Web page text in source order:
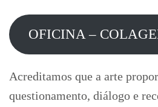
OFICINA –
Acreditamos que a arte
questionamento, diálogo e